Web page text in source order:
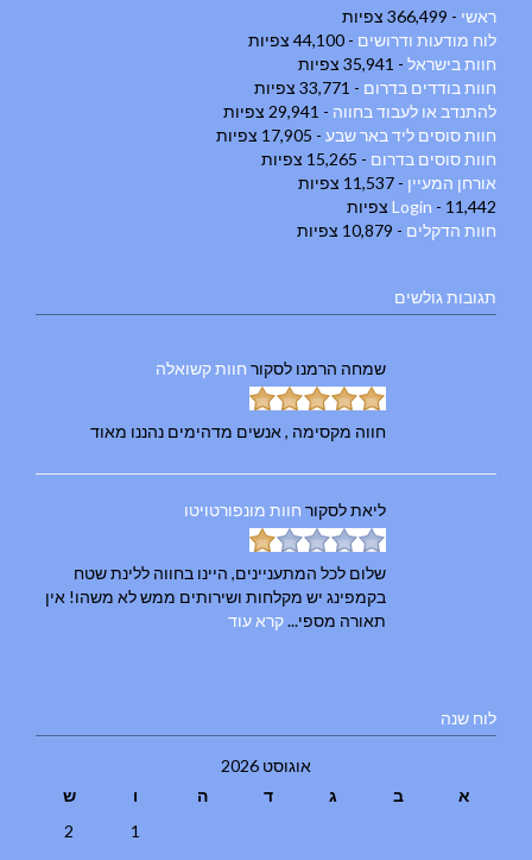
ראשי - 366,499 צפיות
לוח מודעות ודרושים - 44,100 צפיות
חוות בישראל - 35,941 צפיות
חוות בודדים בדרום - 33,771 צפיות
להתנדב או לעבוד בחווה - 29,941 צפיות
חוות סוסים ליד באר שבע - 17,905 צפיות
חוות סוסים בדרום - 15,265 צפיות
אורחן המעיין - 11,537 צפיות
Login - 11,442 צפיות
חוות הדקלים - 10,879 צפיות
תגובות גולשים
שמחה הרמנו לסקור חוות קשואלה
חווה מקסימה , אנשים מדהימים נהננו מאוד
ליאתלסקור חוות מונפורטויטו
שלום לכל המתעניינים, היינו בחווה ללינת שטח
בקמפינג יש מקלחות ושירותים ממש לא משהו! אין
תאורה מספי...קרא עוד
לוח שנה
אוגוסט 2026
א
ב ג ד ה ו
ש
1
2